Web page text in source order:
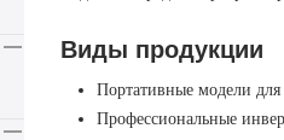
Виды продукции
Портативные модели
Профессиональные